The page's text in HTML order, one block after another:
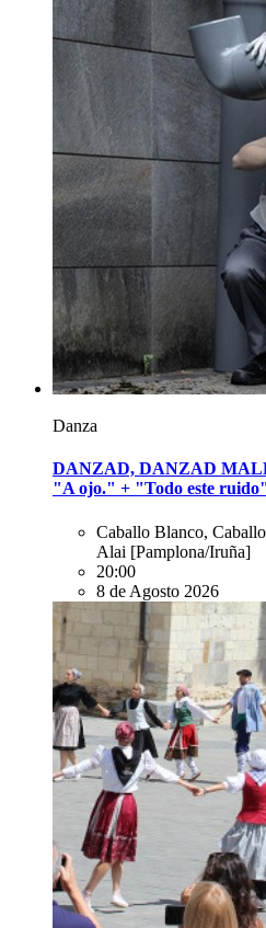
Danza
DANZAD, DANZAD
"A ojo." + "Todo este ruido"
Caballo Blanco,
Alai [Pamplona/Iruña]
20:00
8 de Agosto 2026